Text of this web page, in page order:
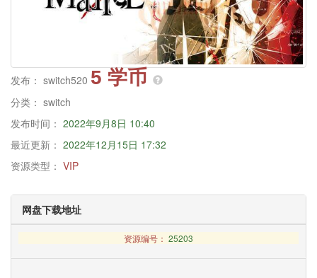
发布： switch520 5 学币
分类： switch
发布时间： 2022年9月8日 10:40
最近更新： 2022年12月15日 17:32
资源类型： VIP
网盘下载地址
资源编号： 25203